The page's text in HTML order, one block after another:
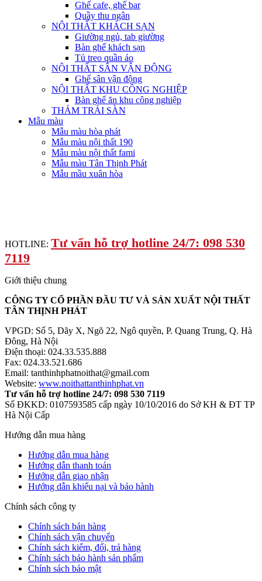
Ghế cafe, ghế bar
Quầy thu ngân
NỘI THẤT KHÁCH SẠN
Giường ngủ, tab giường
Bàn ghế khách sạn
Tủ treo quần áo
NỘI THẤT SÂN VẬN ĐỘNG
Ghế sân vận động
NỘI THẤT KHU CÔNG NGHIỆP
Bàn ghế ăn khu công nghiệp
THẢM TRẢI SÀN
Mẫu màu
Mẫu màu hòa phát
Mẫu màu nội thất 190
Mẫu màu nội thất fami
Mẫu màu Tân Thịnh Phát
Mẫu mầu xuân hòa
HOTLINE: Tư vấn hỗ trợ hotline 24/7: 098 530
7119
Giới thiệu chung
CÔNG TY CỔ PHẦN ĐẦU TƯ VÀ SẢN XUẤT NỘI THẤT
TÂN THỊNH PHÁT
VPGD: Số 5, Dãy X, Ngõ 22, Ngô quyền, P. Quang Trung, Q. Hà
Đông, Hà Nội
Điện thoại: 024.33.535.888
Fax: 024.33.521.686
Email: tanthinhphatnoithat@gmail.com
Website: www.noithattanthinhphat.vn
Tư vấn hỗ trợ hotline 24/7: 098 530 7119
Số ĐKKD: 0107593585 cấp ngày 10/10/2016 do Sở KH & ĐT TP
Hà Nội Cấp
Hướng dẫn mua hàng
Hướng dẫn mua hàng
Hướng dẫn thanh toán
Hướng dẫn giao nhận
Hướng dẫn khiếu nại và bảo hành
Chính sách công ty
Chính sách bán hàng
Chính sách vận chuyển
Chính sách kiểm, đổi, trả hàng
Chính sách bảo hành sản phẩm
Chính sách bảo mật